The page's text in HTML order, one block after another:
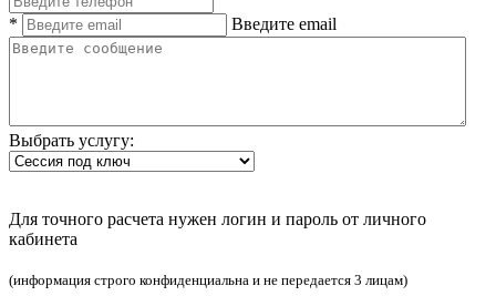
* Введите email
Выбрать услугу:
Для точного расчета нужен логин и пароль от личного
кабинета
(информация строго конфиденциальна и не передается 3 лицам)